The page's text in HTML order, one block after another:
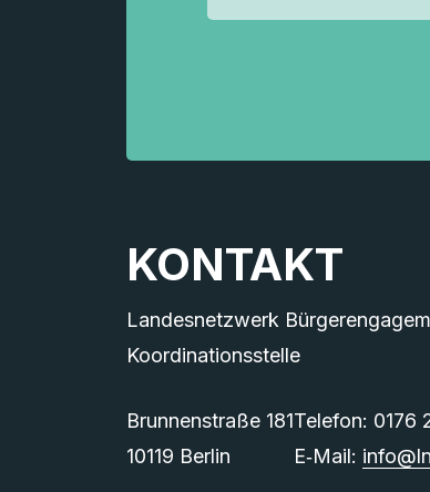
KONTAKT
Landesnetzwerk
Koordinationsstelle
Brunnenstraße 181
10119 Berlin
Telefon: 0176
E‑Mail: